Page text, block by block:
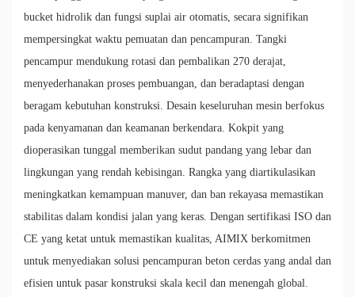
bucket hidrolik dan fungsi suplai air otomatis, secara signifikan
mempersingkat waktu pemuatan dan pencampuran. Tangki
pencampur mendukung rotasi dan pembalikan 270 derajat,
menyederhanakan proses pembuangan, dan beradaptasi dengan
beragam kebutuhan konstruksi. Desain keseluruhan mesin berfokus
pada kenyamanan dan keamanan berkendara. Kokpit yang
dioperasikan tunggal memberikan sudut pandang yang lebar dan
lingkungan yang rendah kebisingan. Rangka yang diartikulasikan
meningkatkan kemampuan manuver, dan ban rekayasa memastikan
stabilitas dalam kondisi jalan yang keras. Dengan sertifikasi ISO dan
CE yang ketat untuk memastikan kualitas, AIMIX berkomitmen
untuk menyediakan solusi pencampuran beton cerdas yang andal dan
efisien untuk pasar konstruksi skala kecil dan menengah global.